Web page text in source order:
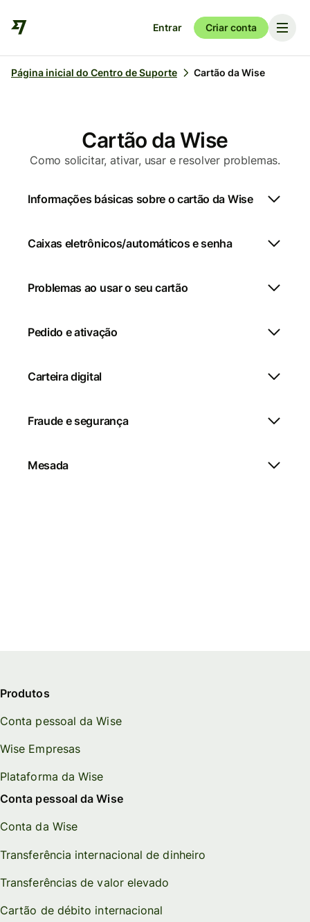
Entrar Criar conta
Página inicial do Centro de Suporte Cartão da Wise
Cartão da Wise
Como solicitar, ativar, usar e resolver problemas.
Informações básicas sobre o cartão da Wise
Caixas eletrônicos/automáticos e senha
Problemas ao usar o seu cartão
Pedido e ativação
Carteira digital
Fraude e segurança
Mesada
Produtos
Conta pessoal da Wise
Wise Empresas
Plataforma da Wise
Conta pessoal da Wise
Conta da Wise
Transferência internacional de dinheiro
Transferências de valor elevado
Cartão de débito internacional